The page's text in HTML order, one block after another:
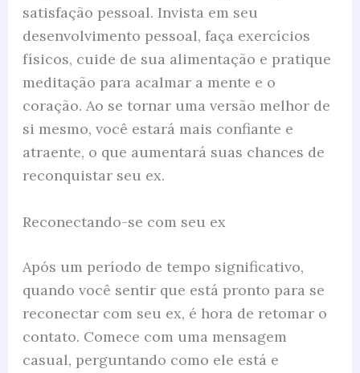
satisfação pessoal. Invista em seu
desenvolvimento pessoal, faça exercícios
físicos, cuide de sua alimentação e pratique
meditação para acalmar a mente e o
coração. Ao se tornar uma versão melhor de
si mesmo, você estará mais confiante e
atraente, o que aumentará suas chances de
reconquistar seu ex.
Reconectando-se com seu ex
Após um período de tempo significativo,
quando você sentir que está pronto para se
reconectar com seu ex, é hora de retomar o
contato. Comece com uma mensagem
casual, perguntando como ele está e